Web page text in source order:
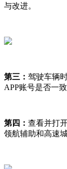
与改进。
第三： 驾驶车辆
APP账号是否一致
第四： 查看并打
领航辅助和高速